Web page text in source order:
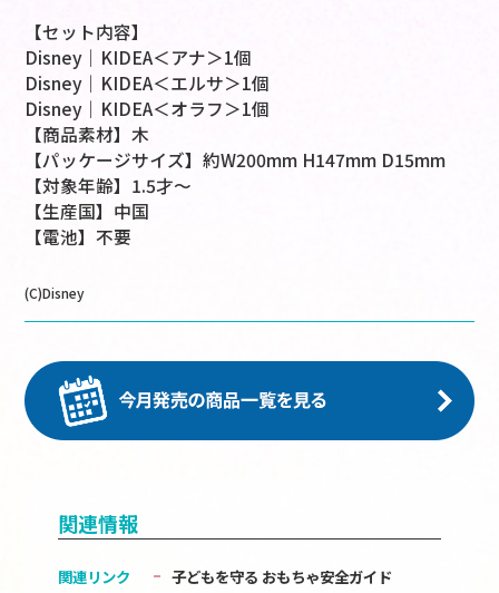
【セット内容】
Disney｜KIDEA＜アナ＞1個
Disney｜KIDEA＜エルサ＞1個
Disney｜KIDEA＜オラフ＞1個
【商品素材】木
【パッケージサイズ】約W200mm H147mm D15mm
【対象年齢】1.5才～
【生産国】中国
【電池】不要
(C)Disney
関連情報
関連リンク 子どもを守る おもちゃ安全ガイド